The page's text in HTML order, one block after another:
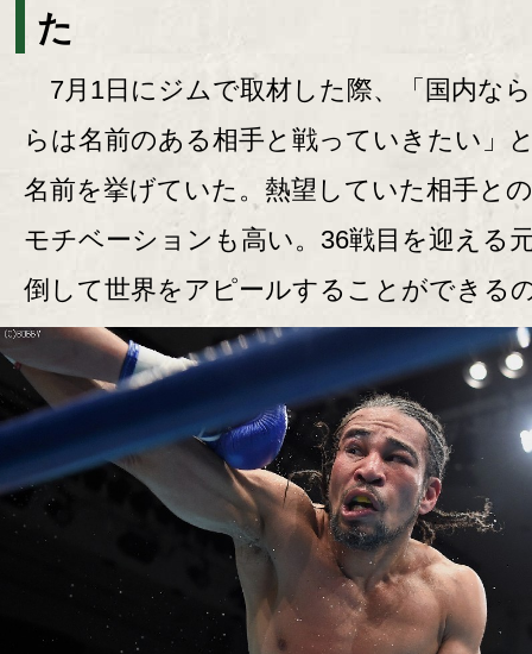
た
7月1日にジムで取材した際、「国内な
らは名前のある相手と戦っていきたい」
名前を挙げていた。熱望していた相手と
モチベーションも高い。36戦目を迎える
倒して世界をアピールすることができる